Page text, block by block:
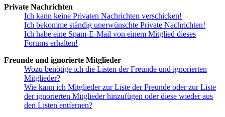
Private Nachrichten
Ich kann keine Privaten Nachrichten verschicken!
Ich bekomme ständig unerwünschte Private Nachrichten!
Ich habe eine Spam-E-Mail von einem Mitglied dieses
Forums erhalten!
Freunde und ignorierte Mitglieder
Wozu benötige ich die Listen der Freunde und ignorierten
Mitglieder?
Wie kann ich Mitglieder zur Liste der Freunde oder zur Liste
der ignorierten Mitglieder hinzufügen oder diese wieder aus
den Listen entfernen?